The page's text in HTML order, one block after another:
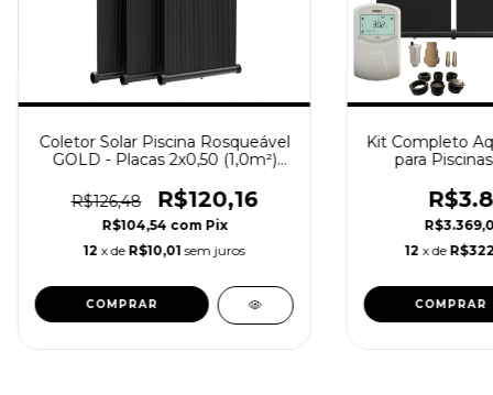
Coletor Solar Piscina Rosqueável
GOLD - Placas 2x0,50 (1,0m²)
R$126,48
R$120,16
R$104,54 com Pix
12 x de R$10,01 sem juros
Kit Completo
para
12 x de